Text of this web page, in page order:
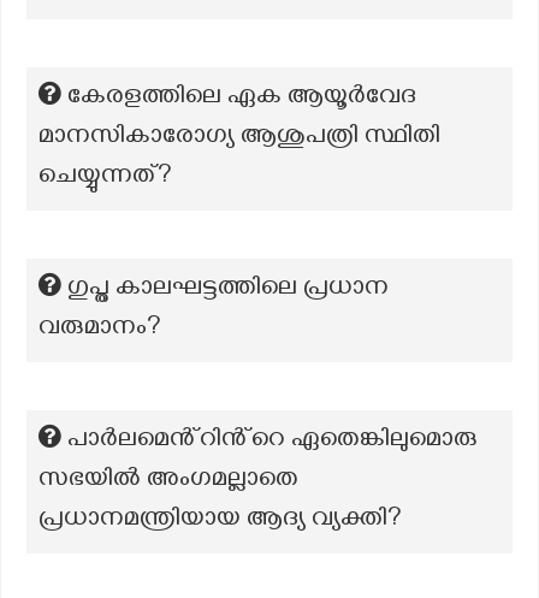
കേരളത്തിലെ ഏക ആയൂര്‍വേദ
മാനസികാരോഗ്യ ആശുപത്രി സ്ഥിതി
ചെയ്യുന്നത്?
ഗുപ്ത കാലഘട്ടത്തിലെ പ്രധാന
വരുമാനം?
പാർലമെൻ്റിൻ്റെ ഏതെങ്കിലുമൊരു
സഭയിൽ അംഗമല്ലാതെ
പ്രധാനമന്ത്രിയായ ആദ്യ വ്യക്തി?